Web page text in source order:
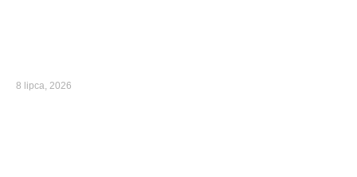
8 lipca, 2026